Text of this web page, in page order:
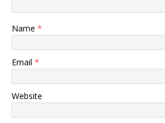
Name *
Email *
Website